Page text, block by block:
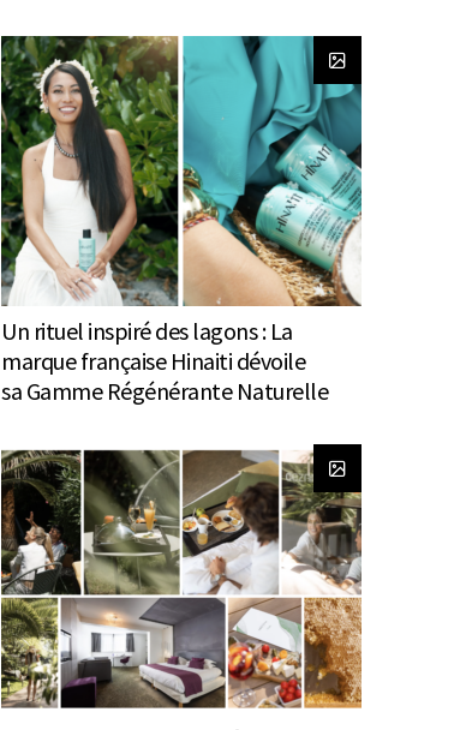
Un rituel inspiré des lagons : La
marque française Hinaiti dévoile
sa Gamme Régénérante Naturelle